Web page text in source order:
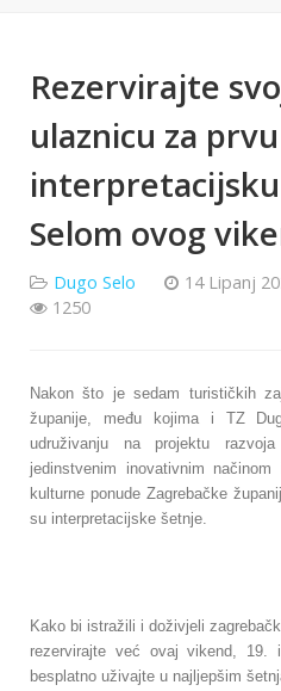
Rezervirajte
ulaznicu za prvu
Selom ovog
Dugo Selo 14 Lipanj
1250
Nakon što je sedam turističkih
županije, među kojima i TZ
udruživanju na projektu
jedinstvenim inovativnim
kulturne ponude Zagrebačke
su interpretacijske šetnje.
Kako bi istražili i doživjeli
rezervirajte već ovaj vikend,
besplatno uživajte u najljepšim